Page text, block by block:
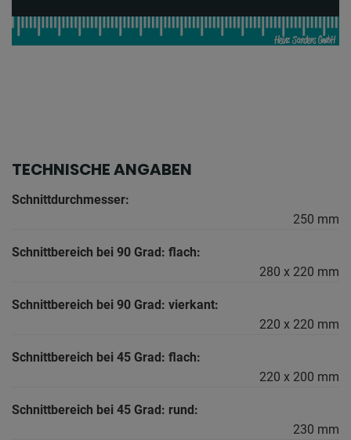
TECHNISCHE ANGABEN
Schnittdurchmesser:
250 mm
Schnittbereich bei 90 Grad: flach:
280 x 220 mm
Schnittbereich bei 90 Grad: vierkant:
220 x 220 mm
Schnittbereich bei 45 Grad: flach:
220 x 200 mm
Schnittbereich bei 45 Grad: rund:
230 mm